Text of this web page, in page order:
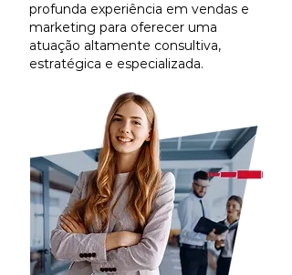
profunda experiência em vendas e
marketing para oferecer uma
atuação altamente consultiva,
estratégica e especializada.